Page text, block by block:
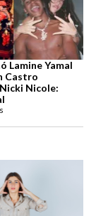
Lamine Yamal
Castro
Nicole: